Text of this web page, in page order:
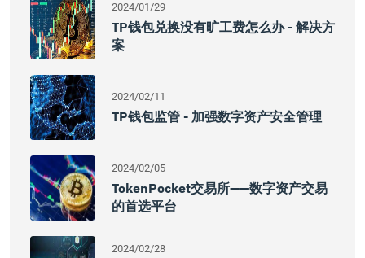
2024/01/29
TP钱包兑换没有旷工费怎么办 - 解决方
案
2024/02/11
TP钱包监管 - 加强数字资产安全管理
2024/02/05
TokenPocket交易所——数字资产交易
的首选平台
2024/02/28